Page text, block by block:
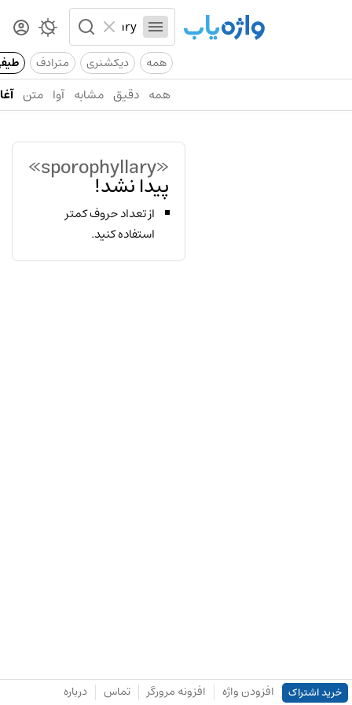
همه دیکشنری مترادف
همه دقیق مشابه آوا متن
«sporophyllary»
پیدا نشد!
از تعداد حروف کمتر
استفاده کنید.
خرید اشتراک افزودن واژه افزونه مرورگر تماس درباره